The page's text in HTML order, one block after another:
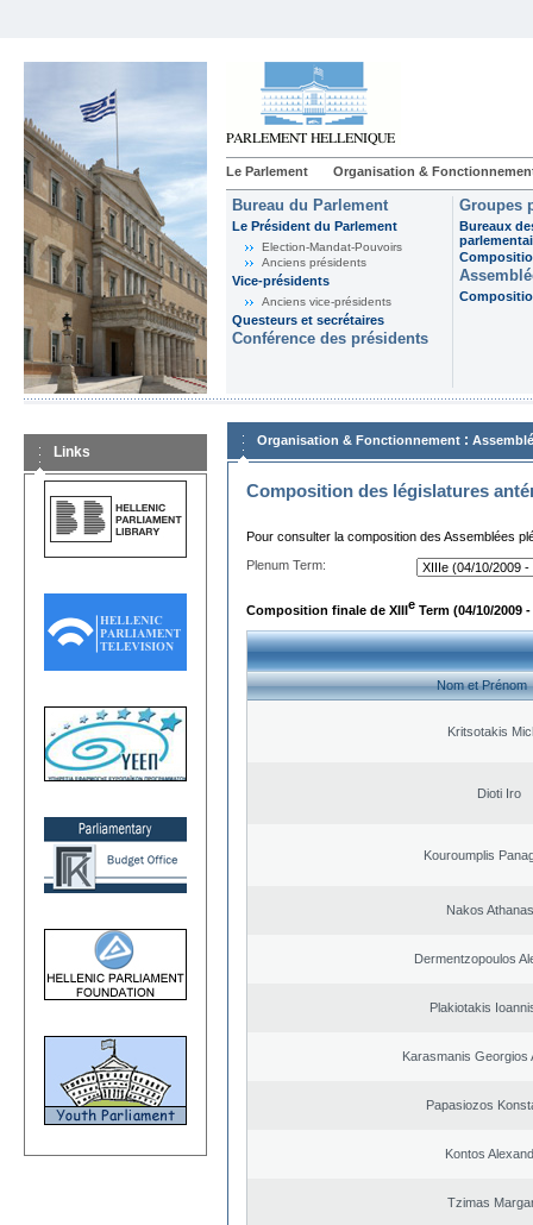
Le Parlement Organisation &
Bureau du Parlement
Le Président du Parlement
Election-Mandat-Pouvoirs
Anciens présidents
Vice-présidents
Anciens vice-présidents
Questeurs et secrétaires
Conférence des présidents
Groupes
Bureaux
Links
Organisation & Fonctionnement :
Composition des législatures
Pour consulter la composition des Assemblées
Plenum Term:
Composition finale de XIIIe Term (04/10/2009 -
Nom et Prénom
Kritsotakis
Dioti Iro
Kouroumplis
Nakos
Dermentzopoulos
Plakiotakis
Karasmanis Georgios
Papasiozos
Kontos
Tzimas